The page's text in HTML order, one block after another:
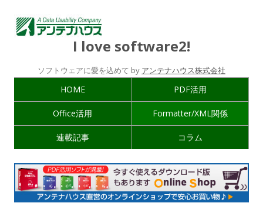
I love software2!
ソフトウェアに愛を込めて by アンテナハウス株式会社
HOME PDF活用
Office活用 Formatter/XML関係
連載記事 コラム